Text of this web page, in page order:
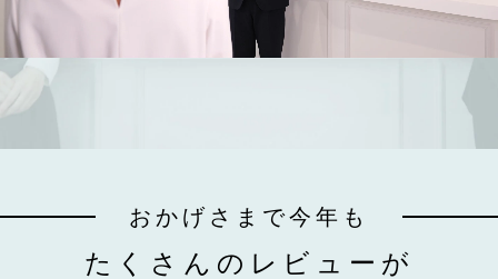
おかげさまで今年も
たくさんのレビューが